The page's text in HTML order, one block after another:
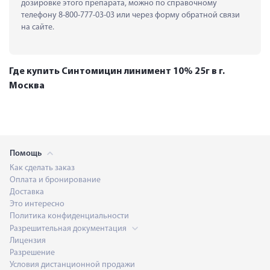
дозировке этого препарата, можно по справочному
телефону 8-800-777-03-03 или через форму обратной связи
на сайте.
Где купить Синтомицин линимент 10% 25г в г.
Москва
Помощь
Как сделать заказ
Оплата и бронирование
Доставка
Это интересно
Политика конфиденциальности
Разрешительная документация
Лицензия
Разрешение
Условия дистанционной продажи